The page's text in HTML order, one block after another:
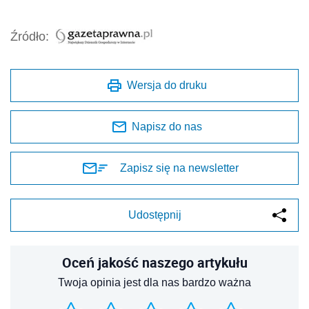
Źródło:
Wersja do druku
Napisz do nas
Zapisz się na newsletter
Udostępnij
Oceń jakość naszego artykułu
Twoja opinia jest dla nas bardzo ważna